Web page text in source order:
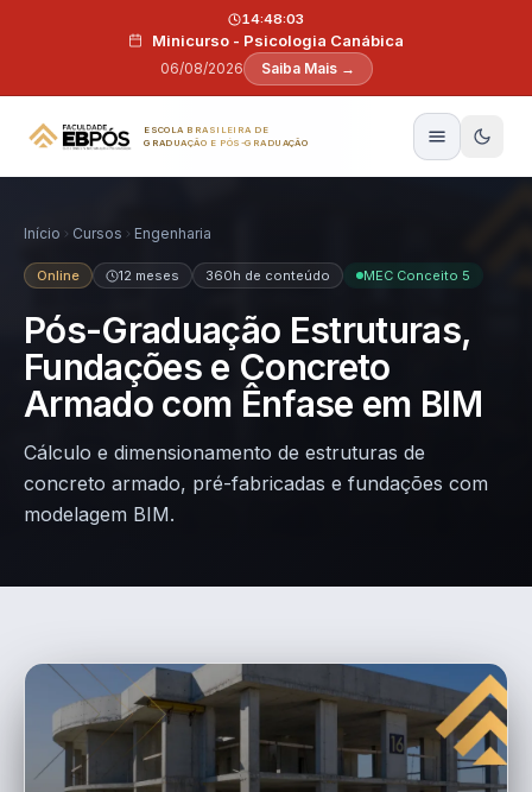
Minicurso - Psicologia Canábica
06/08/2026
14:48:02
Saiba Mais →
ESCOLA BRASILEIRA DE
GRADUAÇÃO E PÓS-GRADUAÇÃO
Início Cursos Engenharia
Online 12 meses 360h de conteúdo MEC Conceito 5
Pós-Graduação Estruturas,
Fundações e Concreto
Armado com Ênfase em BIM
Cálculo e dimensionamento de estruturas de
concreto armado, pré-fabricadas e fundações com
modelagem BIM.